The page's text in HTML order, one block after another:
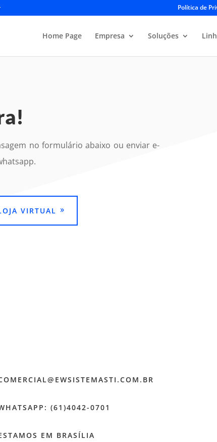
Política de
Home Page Empresa Soluções
no formulário abaixo ou enviar e-
VIRTUAL
(61)4042-0701
EM BRASÍLIA